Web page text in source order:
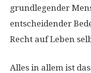
grundlegender
entscheidender
Recht auf Leben
Alles in allem ist